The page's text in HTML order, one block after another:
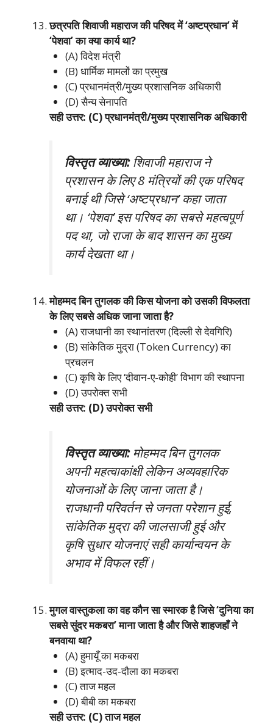
छत्रपति शिवाजी महाराज की परिषद में ‘अष्टप्रधान’ में
‘पेशवा’ का क्या कार्य था?
(A) विदेश मंत्री
(B) धार्मिक मामलों का प्रमुख
(C) प्रधानमंत्री/मुख्य प्रशासनिक अधिकारी
(D) सैन्य सेनापति
सही उत्तर: (C) प्रधानमंत्री/मुख्य प्रशासनिक अधिकारी
विस्तृत व्याख्या:शिवाजी महाराज ने
प्रशासन के लिए 8 मंत्रियों की एक परिषद
बनाई थी जिसे ‘अष्टप्रधान’ कहा जाता
था। ‘पेशवा’ इस परिषद का सबसे महत्वपूर्ण
पद था, जो राजा के बाद शासन का मुख्य
कार्य देखता था।
मोहम्मद बिन तुगलक की किस योजना को उसकी विफलता
के लिए सबसे अधिक जाना जाता है?
(A) राजधानी का स्थानांतरण (दिल्ली से देवगिरि)
(B) सांकेतिक मुद्रा (Token Currency) का
प्रचलन
(C) कृषि के लिए ‘दीवान-ए-कोही’ विभाग की स्थापना
(D) उपरोक्त सभी
सही उत्तर: (D) उपरोक्त सभी
विस्तृत व्याख्या:मोहम्मद बिन तुगलक
अपनी महत्वाकांक्षी लेकिन अव्यवहारिक
योजनाओं के लिए जाना जाता है।
राजधानी परिवर्तन से जनता परेशान हुई,
सांकेतिक मुद्रा की जालसाजी हुई और
कृषि सुधार योजनाएं सही कार्यान्वयन के
अभाव में विफल रहीं।
मुगल वास्तुकला का वह कौन सा स्मारक है जिसे ‘दुनिया का
सबसे सुंदर मकबरा’ माना जाता है और जिसे शाहजहाँ ने
बनवाया था?
(A) हुमायूँ का मकबरा
(B) इत्माद-उद-दौला का मकबरा
(C) ताज महल
(D) बीबी का मकबरा
सही उत्तर: (C) ताज महल